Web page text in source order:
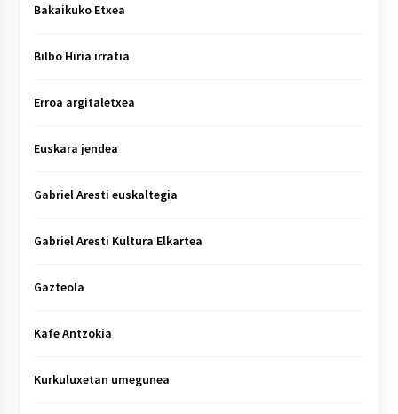
Bakaikuko Etxea
Bilbo Hiria irratia
Erroa argitaletxea
Euskara jendea
Gabriel Aresti euskaltegia
Gabriel Aresti Kultura Elkartea
Gazteola
Kafe Antzokia
Kurkuluxetan umegunea